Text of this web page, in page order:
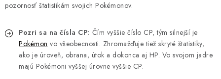
pozornosť štatistikám svojich Pokémonov.
Pozri sa na čísla CP: Čím vyššie číslo CP, tým silnejší je
Pokémon vo všeobecnosti. Zhromažďuje tiež skryté štatistiky,
ako je úroveň, obrana, útok a dokonca aj HP. Vo svojom jadre
majú Pokémoni vyššej úrovne vyššie CP.